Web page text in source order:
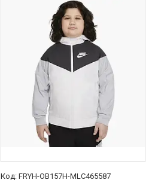
FRYH-OB157H-MLC465587